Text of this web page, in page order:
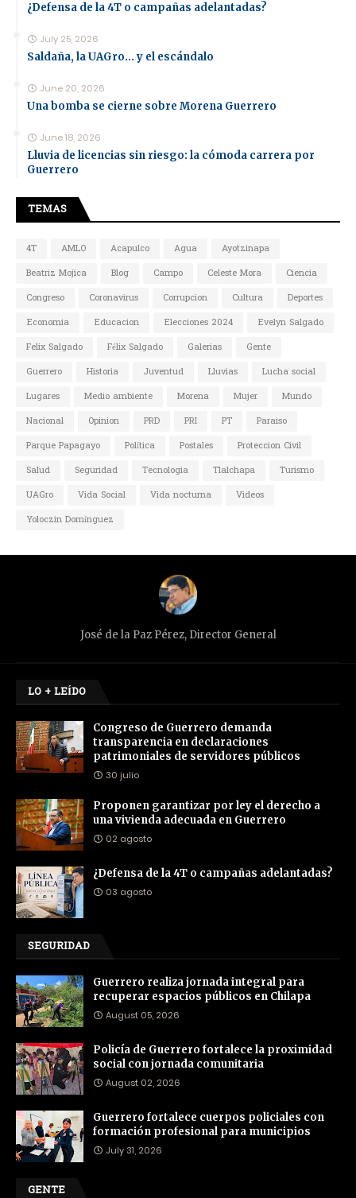
¿Defensa de la 4T o campañas adelantadas?
July 25, 2026
Saldaña, la UAGro... y el escándalo
June 20, 2026
Una bomba se cierne sobre Morena Guerrero
June 18, 2026
Lluvia de licencias sin riesgo: la cómoda carrera por
Guerrero
TEMAS
4T AMLO Acapulco Agua
Ayotzinapa
Beatriz Mojica
Blog Campo Celeste Mora
Ciencia
Congreso
Coronavirus Corrupcion Cultura
Deportes
Economia
Educacion Elecciones 2024
Evelyn Salgado
Felix Salgado
Félix Salgado Galerias
Gente
Guerrero
Historia Juventud Lluvias
Lucha social
Lugares
Medio ambiente Morena Mujer
Mundo
Nacional
Opinion PRD PRI PT
Paraiso
Parque Papagayo
Política Postales
Proteccion Civil
Salud
Seguridad Tecnologia Tlalchapa
Turismo
UAGro
Vida Social Vida nocturna
Videos
Yoloczin Domínguez
José de la Paz Pérez, Director General
LO + LEÍDO
Congreso de Guerrero demanda
transparencia en declaraciones
patrimoniales de servidores públicos
30 julio
Proponen garantizar por ley el derecho a
una vivienda adecuada en Guerrero
02 agosto
¿Defensa de la 4T o campañas adelantadas?
03 agosto
SEGURIDAD
Guerrero realiza jornada integral para
recuperar espacios públicos en Chilapa
August 05, 2026
Policía de Guerrero fortalece la proximidad
social con jornada comunitaria
August 02, 2026
Guerrero fortalece cuerpos policiales con
formación profesional para municipios
July 31, 2026
GENTE